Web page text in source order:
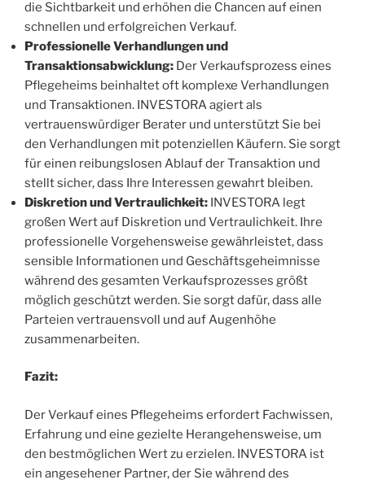
die Sichtbarkeit und erhöhen die Chancen auf einen
schnellen und erfolgreichen Verkauf.
Professionelle Verhandlungen und
Transaktionsabwicklung: Der Verkaufsprozess eines
Pflegeheims beinhaltet oft komplexe Verhandlungen
und Transaktionen. INVESTORA agiert als
vertrauenswürdiger Berater und unterstützt Sie bei
den Verhandlungen mit potenziellen Käufern. Sie sorgt
für einen reibungslosen Ablauf der Transaktion und
stellt sicher, dass Ihre Interessen gewahrt bleiben.
Diskretion und Vertraulichkeit: INVESTORA legt
großen Wert auf Diskretion und Vertraulichkeit. Ihre
professionelle Vorgehensweise gewährleistet, dass
sensible Informationen und Geschäftsgeheimnisse
während des gesamten Verkaufsprozesses größt
möglich geschützt werden. Sie sorgt dafür, dass alle
Parteien vertrauensvoll und auf Augenhöhe
zusammenarbeiten.
Fazit:
Der Verkauf eines Pflegeheims erfordert Fachwissen,
Erfahrung und eine gezielte Herangehensweise, um
den bestmöglichen Wert zu erzielen. INVESTORA ist
ein angesehener Partner, der Sie während des